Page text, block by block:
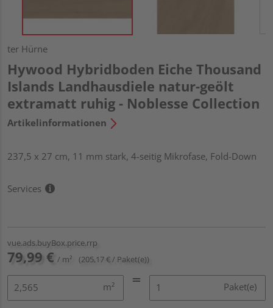
ter Hürne
Hywood Hybridboden Eiche Thousand
Islands Landhausdiele natur-geölt
extramatt ruhig - Noblesse Collection
Artikelinformationen
237,5 x 27 cm, 11 mm stark, 4-seitig Mikrofase, Fold-Down
Services
vue.ads.buyBox.price.rrp
79,99 € / m² (205,17 € / Paket(e))
m² Paket(e)